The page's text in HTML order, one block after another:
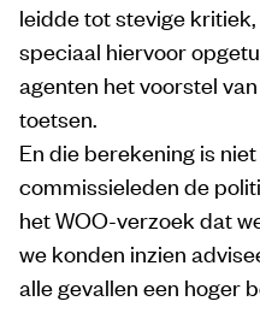
leidde tot stevige
speciaal hiervoor
agenten het voorstel
toetsen.
En die berekening is
commissieleden de
het WOO-verzoek dat
we konden inzien
alle gevallen een hoger